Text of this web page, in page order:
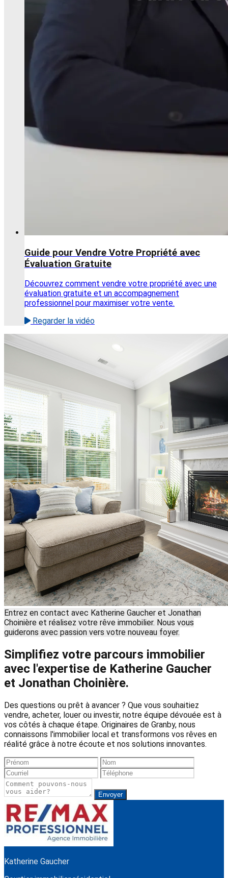
Guide pour Vendre Votre Propriété avec
Évaluation Gratuite
Découvrez comment vendre votre propriété avec une
évaluation gratuite et un accompagnement
professionnel pour maximiser votre vente.
Regarder la vidéo
Entrez en contact avec Katherine Gaucher et Jonathan
Choinière et réalisez votre rêve immobilier. Nous vous
guiderons avec passion vers votre nouveau foyer.
Simplifiez votre parcours immobilier
avec l'expertise de Katherine Gaucher
et Jonathan Choinière.
Des questions ou prêt à avancer ? Que vous souhaitiez
vendre, acheter, louer ou investir, notre équipe dévouée est à
vos côtés à chaque étape. Originaires de Granby, nous
connaissons l'immobilier local et transformons vos rêves en
réalité grâce à notre écoute et nos solutions innovantes.
Envoyer
Katherine Gaucher